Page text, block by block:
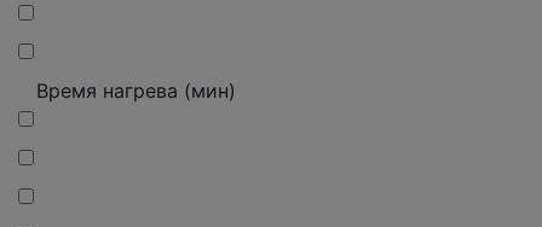
Время нагрева (мин)